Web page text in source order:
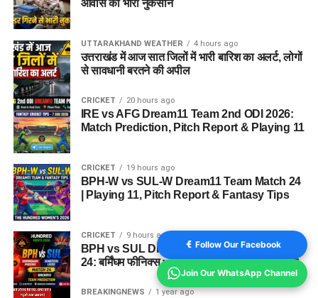
आवास को भारी नुकसान
UTTARAKHAND WEATHER 4 hours ago
उत्तराखंड में आज सात जिलों में भारी बारिश का अलर्ट, लोगों
से सावधानी बरतने की अपील
CRICKET 20 hours ago
IRE vs AFG Dream11 Team 2nd ODI 2026:
Match Prediction, Pitch Report & Playing 11
CRICKET 19 hours ago
BPH-W vs SUL-W Dream11 Team Match 24
| Playing 11, Pitch Report & Fantasy Tips
CRICKET 9 hours ago
BPH vs SUL Dream11 Team Today Match
24: बर्मिंघम फीनिक्स vs सनराइजर्स लीड्स ड्रीम11 टीम
BREAKINGNEWS 1 year ago
Follow Our Facebook
Join Our WhatsApp Channel